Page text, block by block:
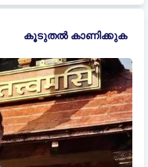
കൂടുതൽ‍ കാണിക്കുക